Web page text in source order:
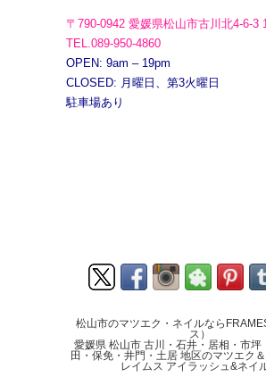
〒790-0942 愛媛県松山市古川北4-6-3
TEL.089-950-4860
OPEN: 9am – 19pm
CLOSED: 月曜日、第3火曜日
駐車場あり
松山市のマツエク・ネイルなら
ス）
愛媛県 松山市 古川・石井・居相・市坪
田・保免・井門・土居 地区のマツエク
レイムス アイラッシュ&ネイル